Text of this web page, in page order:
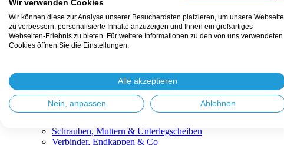
mit Hochvoltspeicher
HEMS-fähige Speicherpakete
mit Niedervoltspeicher
Unterkonstruktion
Aufständerung
Fassadenlösungen
Kabelmanagement
Metalldachplatten
Modulklemmen
Schrauben, Muttern & Unterlegscheiben
Verbinder, Endkappen & Co
Wir verwenden Cookies
Wir können diese zur Analyse unserer Besucherdaten platzieren, um unsere Webseite
zu verbessern, personalisierte Inhalte anzuzeigen und Ihnen ein großartiges
Webseiten-Erlebnis zu bieten. Für weitere Informationen zu den von uns verwendeten
Cookies öffnen Sie die Einstellungen.
Alle akzeptieren
Nein, anpassen Ablehnen